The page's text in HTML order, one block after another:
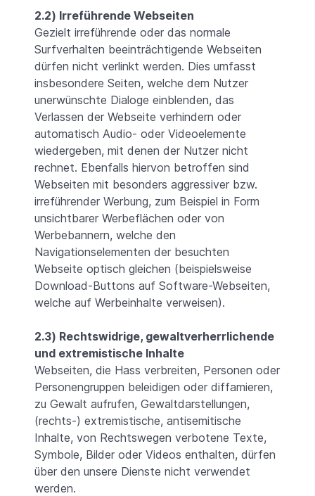
2.2) Irreführende Webseiten
Gezielt irreführende oder das normale
Surfverhalten beeinträchtigende Webseiten
dürfen nicht verlinkt werden. Dies umfasst
insbesondere Seiten, welche dem Nutzer
unerwünschte Dialoge einblenden, das
Verlassen der Webseite verhindern oder
automatisch Audio- oder Videoelemente
wiedergeben, mit denen der Nutzer nicht
rechnet. Ebenfalls hiervon betroffen sind
Webseiten mit besonders aggressiver bzw.
irreführender Werbung, zum Beispiel in Form
unsichtbarer Werbeflächen oder von
Werbebannern, welche den
Navigationselementen der besuchten
Webseite optisch gleichen (beispielsweise
Download-Buttons auf Software-Webseiten,
welche auf Werbeinhalte verweisen).
2.3) Rechtswidrige, gewaltverherrlichende
und extremistische Inhalte
Webseiten, die Hass verbreiten, Personen oder
Personengruppen beleidigen oder diffamieren,
zu Gewalt aufrufen, Gewaltdarstellungen,
(rechts-) extremistische, antisemitische
Inhalte, von Rechtswegen verbotene Texte,
Symbole, Bilder oder Videos enthalten, dürfen
über den unsere Dienste nicht verwendet
werden.